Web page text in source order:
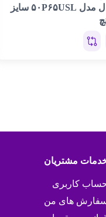
سی ال مدل ۵۰P۶۵USL سایز
مشتریان
کاربری
های من